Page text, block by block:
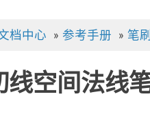
档中心 » 参考手册 » 笔刷
线空间法线